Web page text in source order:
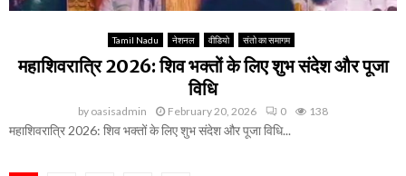
Tamil Nadu नेशनल वीडियो संतो का समागम
महाशिवरात्रि 2026: शिव भक्तों के लिए शुभ संदेश और पूजा
विधि
by oasisadmin February 20, 2026 0 138
महाशिवरात्रि 2026: शिव भक्तों के लिए शुभ संदेश और पूजा विधि...